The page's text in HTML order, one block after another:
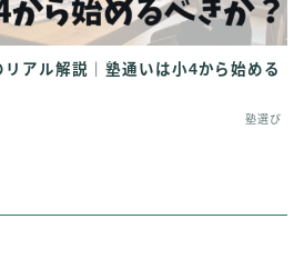
アル解説｜塾通いは小4から始める
塾選び